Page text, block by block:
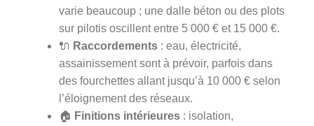
varie beaucoup ; une dalle béton ou des plots
sur pilotis oscillent entre 5 000 € et 15 000 €.
🔌 Raccordements : eau, électricité,
assainissement sont à prévoir, parfois dans
des fourchettes allant jusqu’à 10 000 € selon
l’éloignement des réseaux.
🏠 Finitions intérieures : isolation,